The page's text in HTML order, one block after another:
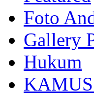
Foto
Gallery
Hukum